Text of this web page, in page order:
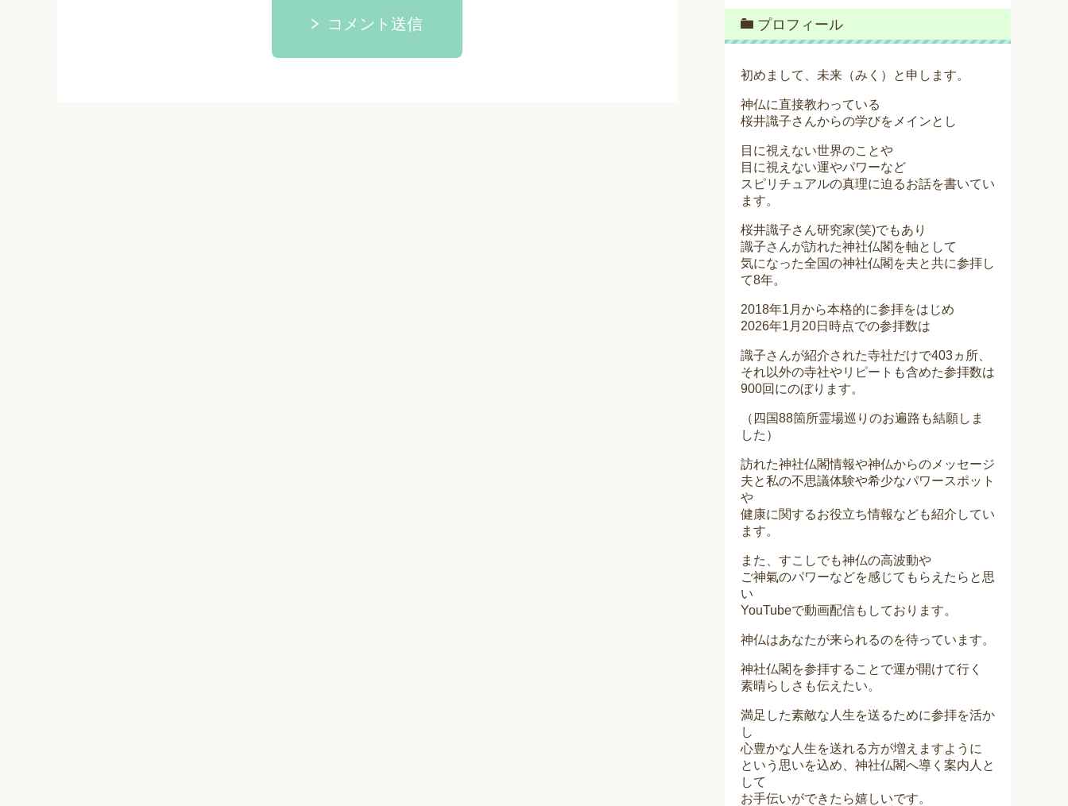
コメント送信 プロフィール
初めまして、未来（みく）と申します。
神仏に直接教わっている
桜井識子さんからの学びをメインとし
目に視えない世界のことや
目に視えない運やパワーなど
スピリチュアルの真理に迫るお話を書いてい
ます。
桜井識子さん研究家(笑)でもあり
識子さんが訪れた神社仏閣を軸として
気になった全国の神社仏閣を夫と共に参拝し
て8年。
2018年1月から本格的に参拝をはじめ
2026年1月20日時点での参拝数は
識子さんが紹介された寺社だけで403ヵ所、
それ以外の寺社やリピートも含めた参拝数は
900回にのぼります。
（四国88箇所霊場巡りのお遍路も結願しま
した）
訪れた神社仏閣情報や神仏からのメッセージ
夫と私の不思議体験や希少なパワースポット
や
健康に関するお役立ち情報なども紹介してい
ます。
また、すこしでも神仏の高波動や
ご神氣のパワーなどを感じてもらえたらと思
い
YouTubeで動画配信もしております。
神仏はあなたが来られるのを待っています。
神社仏閣を参拝することで運が開けて行く
素晴らしさも伝えたい。
満足した素敵な人生を送るために参拝を活か
し
心豊かな人生を送れる方が増えますように
という思いを込め、神社仏閣へ導く案内人と
して
お手伝いができたら嬉しいです。